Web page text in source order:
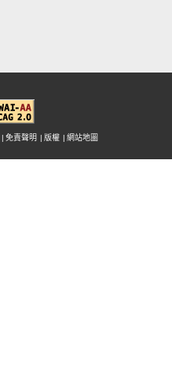
| 免責聲明 | 版權 | 網站地圖